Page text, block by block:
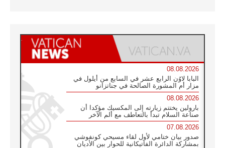
08.08.2026
البابا لاوُن الرابع عشر في السابع من أيلول في
مزار أم المشورة الصالحة في جناتزانو
08.08.2026
بارولين يختتم زيارته إلى المكسيك مؤكدا أن
صناعة السلام تبدأ بالتعاطف مع ألم الآخر
07.08.2026
صدور بيان ختامي لأول لقاء مسيحي كونفوشي
بمشاركة الدائرة الفاتيكانية للحوار بين الأديان